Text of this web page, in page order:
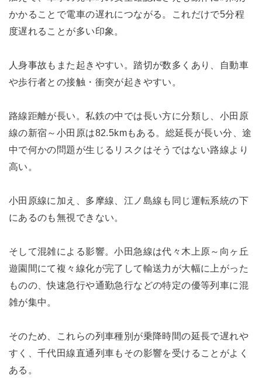
かかることで電車の遅れにつながる。これだけで5分程
度遅れることが多い印象。
人身事故もまた起きやすい。踏切が数多くあり、自動車
や歩行者との接触・衝突が起きやすい。
路線距離が長い。私鉄の中では長い方に分類し、小田原
線の新宿～小田原は82.5kmもある。総延長が長い分、途
中で何かの問題が生じるリスクはそうではない路線より
高い。
小田原線に加え、多摩線、江ノ島線も同じ運転系統の下
にあるのも無視できない。
そして混雑による影響。小田急線は代々木上原～向ヶ丘
遊園間にて複々線化が完了して輸送力が大幅に上がった
ものの、快速急行や通勤急行などの特定の優等列車に混
雑が集中。
そのため、これらの列車種別が乗降時間の延長で遅れや
すく、千代田線直通列車もその影響を受けることがよく
ある。